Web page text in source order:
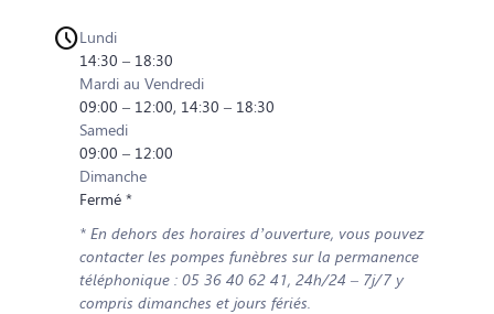
Lundi
14:30 – 18:30
Mardi au Vendredi
09:00 – 12:00, 14:30 – 18:30
Samedi
09:00 – 12:00
Dimanche
Fermé *
* En dehors des horaires d’ouverture, vous pouvez
contacter les pompes funèbres sur la permanence
téléphonique : 05 36 40 62 41, 24h/24 – 7j/7 y
compris dimanches et jours fériés.